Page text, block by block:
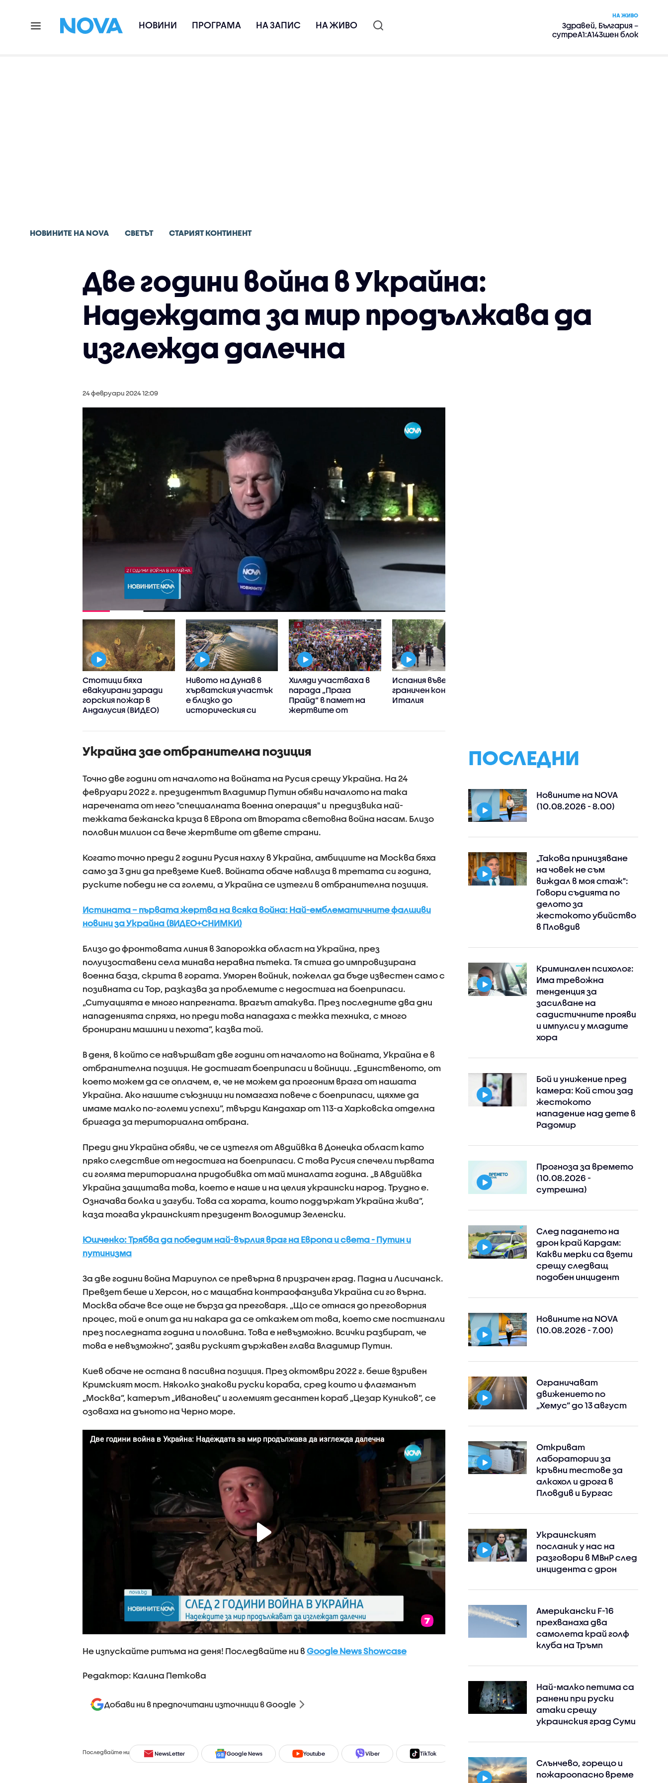
НОВИНИ ПРОГРАМА НА ЗАПИС НА ЖИВО
НА ЖИВО
Здравей, България –
сутреA1:A143шен блок
НОВИНИТЕ НА NOVA СВЕТЪТ СТАРИЯТ КОНТИНЕНТ
Две години война в Украйна:
Надеждата за мир продължава да
изглежда далечна
24 февруари 2024 12:09
Стотици бяха
евакуирани заради
горския пожар в
Андалусия (ВИДЕО)
Нивото на Дунав в
хърватския участък
е близко до
историческия си
Хиляди участваха в
парада „Прага
Прайд“ в памет на
жертвите от
Испания въведе
граничен контрол с
Италия
Украйна зае отбранителна позиция
Точно две години от началото на войната на Русия срещу Украйна. На 24
февруари 2022 г. президентът Владимир Путин обяви началото на така
наречената от него "специалната военна операция" и предизвика най-
тежката бежанска криза в Европа от Втората световна война насам. Близо
половин милион са вече жертвите от двете страни.
Когато точно преди 2 години Русия нахлу в Украйна, амбициите на Москва бяха
само за 3 дни да превземе Киев. Войната обаче навлиза в третата си година,
руските победи не са големи, а Украйна се изтегли в отбранителна позиция.
Истината – първата жертва на всяка война: Най-емблематичните фалшиви
новини за Украйна (ВИДЕО+СНИМКИ)
Близо до фронтовата линия в Запорожка област на Украйна, през
полуизоставени села минава неравна пътека. Тя стига до импровизирана
военна база, скрита в гората. Уморен войник, пожелал да бъде известен само с
позивната си Тор, разказва за проблемите с недостига на боеприпаси.
„Ситуацията е много напрегната. Врагът атакува. През последните два дни
нападенията спряха, но преди това нападаха с тежка техника, с много
бронирани машини и пехота”, казва той.
В деня, в който се навършват две години от началото на войната, Украйна е в
отбранителна позиция. Не достигат боеприпаси и войници. „Единственото, от
което можем да се оплачем, е, че не можем да прогоним врага от нашата
Украйна. Ако нашите съюзници ни помагаха повече с боеприпаси, щяхме да
имаме малко по-големи успехи”, твърди Кандахар от 113-а Харковска отделна
бригада за териториална отбрана.
Преди дни Украйна обяви, че се изтегля от Авдийвка в Донецка област като
пряко следствие от недостига на боеприпаси. С това Русия спечели първата
си голяма териториална придобивка от май миналата година. „В Авдийвка
Украйна защитава това, което е наше и на целия украински народ. Трудно е.
Означава болка и загуби. Това са хората, които поддържат Украйна жива”,
каза тогава украинският президент Володимир Зеленски.
Юшченко: Трябва да победим най-върлия враг на Европа и света - Путин и
путинизма
За две години война Мариупол се превърна в призрачен град. Падна и Лисичанск.
Превзет беше и Херсон, но с мащабна контраофанзива Украйна си го върна.
Москва обаче все още не бърза да преговаря. „Що се отнася до преговорния
процес, той е опит да ни накара да се откажем от това, което сме постигнали
през последната година и половина. Това е невъзможно. Всички разбират, че
това е невъзможно”, заяви руският държавен глава Владимир Путин.
Киев обаче не остана в пасивна позиция. През октомври 2022 г. беше взривен
Кримският мост. Няколко знакови руски кораба, сред които и флагманът
„Москва”, катерът „Ивановец” и големият десантен кораб „Цезар Куников”, се
озоваха на дъното на Черно море.
Не изпускайте ритъма на деня! Последвайте ни в Google News Showcase
Редактор: Калина Петкова
Добави ни в предпочитани източници в Google
Последвайте ни NewsLetter Google News Youtube Viber TikTok
ПОСЛЕДНИ
Новините на NOVA
(10.08.2026 - 8.00)
„Такова принизяване
на човек не съм
виждал в моя стаж":
Говори съдията по
делото за
жестокото убийство
в Пловдив
Криминален психолог:
Има тревожна
тенденция за
засилване на
садистичните прояви
и импулси у младите
хора
Бой и унижение пред
камера: Кой стои зад
жестокото
нападение над дете в
Радомир
Прогноза за времето
(10.08.2026 -
сутрешна)
След падането на
дрон край Кардам:
Какви мерки са взети
срещу следващ
подобен инцидент
Новините на NOVA
(10.08.2026 - 7.00)
Ограничават
движението по
„Хемус“ до 13 август
Откриват
лаборатории за
кръвни тестове за
алкохол и дрога в
Пловдив и Бургас
Украинският
посланик у нас на
разговори в МВнР след
инцидента с дрон
Американски F-16
прехванаха два
самолета край голф
клуба на Тръмп
Най-малко петима са
ранени при руски
атаки срещу
украинския град Суми
Слънчево, горещо и
пожароопасно време